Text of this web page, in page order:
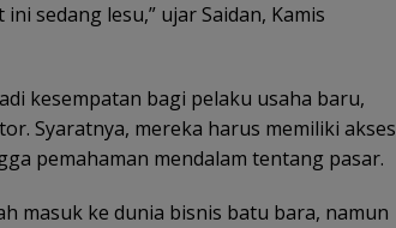
sedang lesu,” ujar Saidan, Kamis
kesempatan bagi pelaku usaha baru,
Syaratnya, mereka harus memiliki akses
pemahaman mendalam tentang pasar.
masuk ke dunia bisnis batu bara, namun